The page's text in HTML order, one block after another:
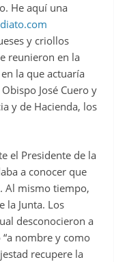
He aquí una
y criollos
reunieron en la
la que actuaría
José Cuero y
y de Hacienda, los
el Presidente de la
a conocer que
Al mismo tiempo,
la Junta. Los
desconocieron a
nombre y como
recupere la